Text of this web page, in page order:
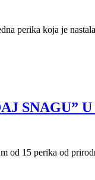
perika koja je
SNAGU”
od 15 perika od